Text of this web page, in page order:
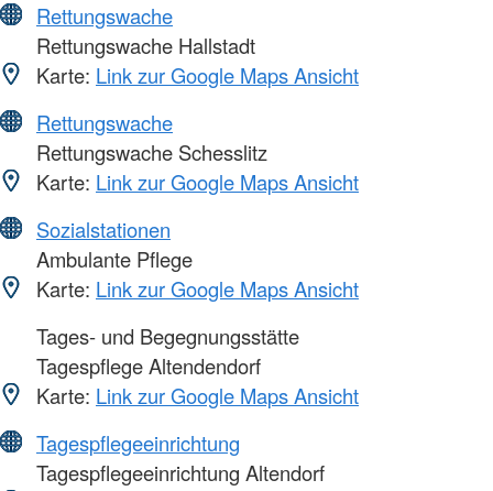
Rettungswache
Rettungswache Hallstadt
Karte: Link zur Google Maps Ansicht
Rettungswache
Rettungswache Schesslitz
Karte: Link zur Google Maps Ansicht
Sozialstationen
Ambulante Pflege
Karte: Link zur Google Maps Ansicht
Tages- und Begegnungsstätte
Tagespflege Altendendorf
Karte: Link zur Google Maps Ansicht
Tagespflegeeinrichtung
Tagespflegeeinrichtung Altendorf